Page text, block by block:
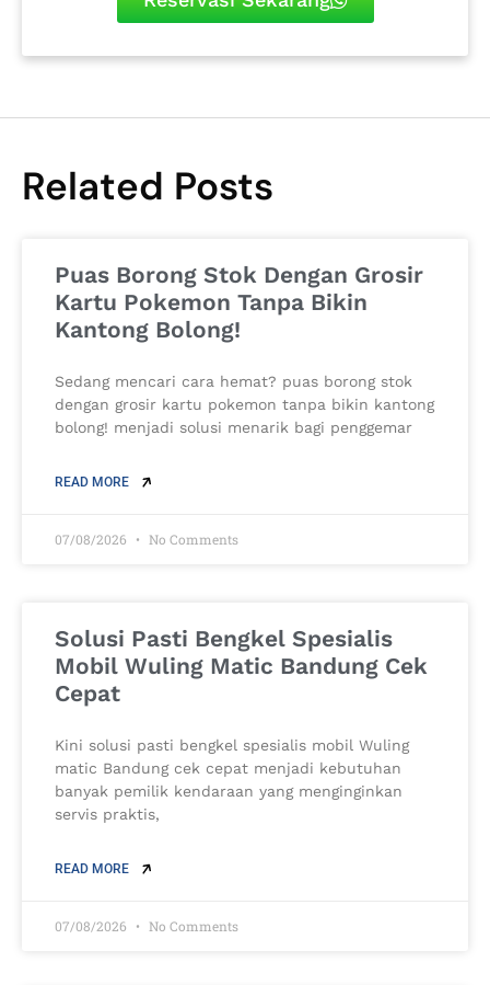
Related Posts
Puas Borong Stok Dengan Grosir
Kartu Pokemon Tanpa Bikin
Kantong Bolong!
Sedang mencari cara hemat? puas borong stok
dengan grosir kartu pokemon tanpa bikin kantong
bolong! menjadi solusi menarik bagi penggemar
READ MORE
07/08/2026 No Comments
Solusi Pasti Bengkel Spesialis
Mobil Wuling Matic Bandung Cek
Cepat
Kini solusi pasti bengkel spesialis mobil Wuling
matic Bandung cek cepat menjadi kebutuhan
banyak pemilik kendaraan yang menginginkan
servis praktis,
READ MORE
07/08/2026 No Comments